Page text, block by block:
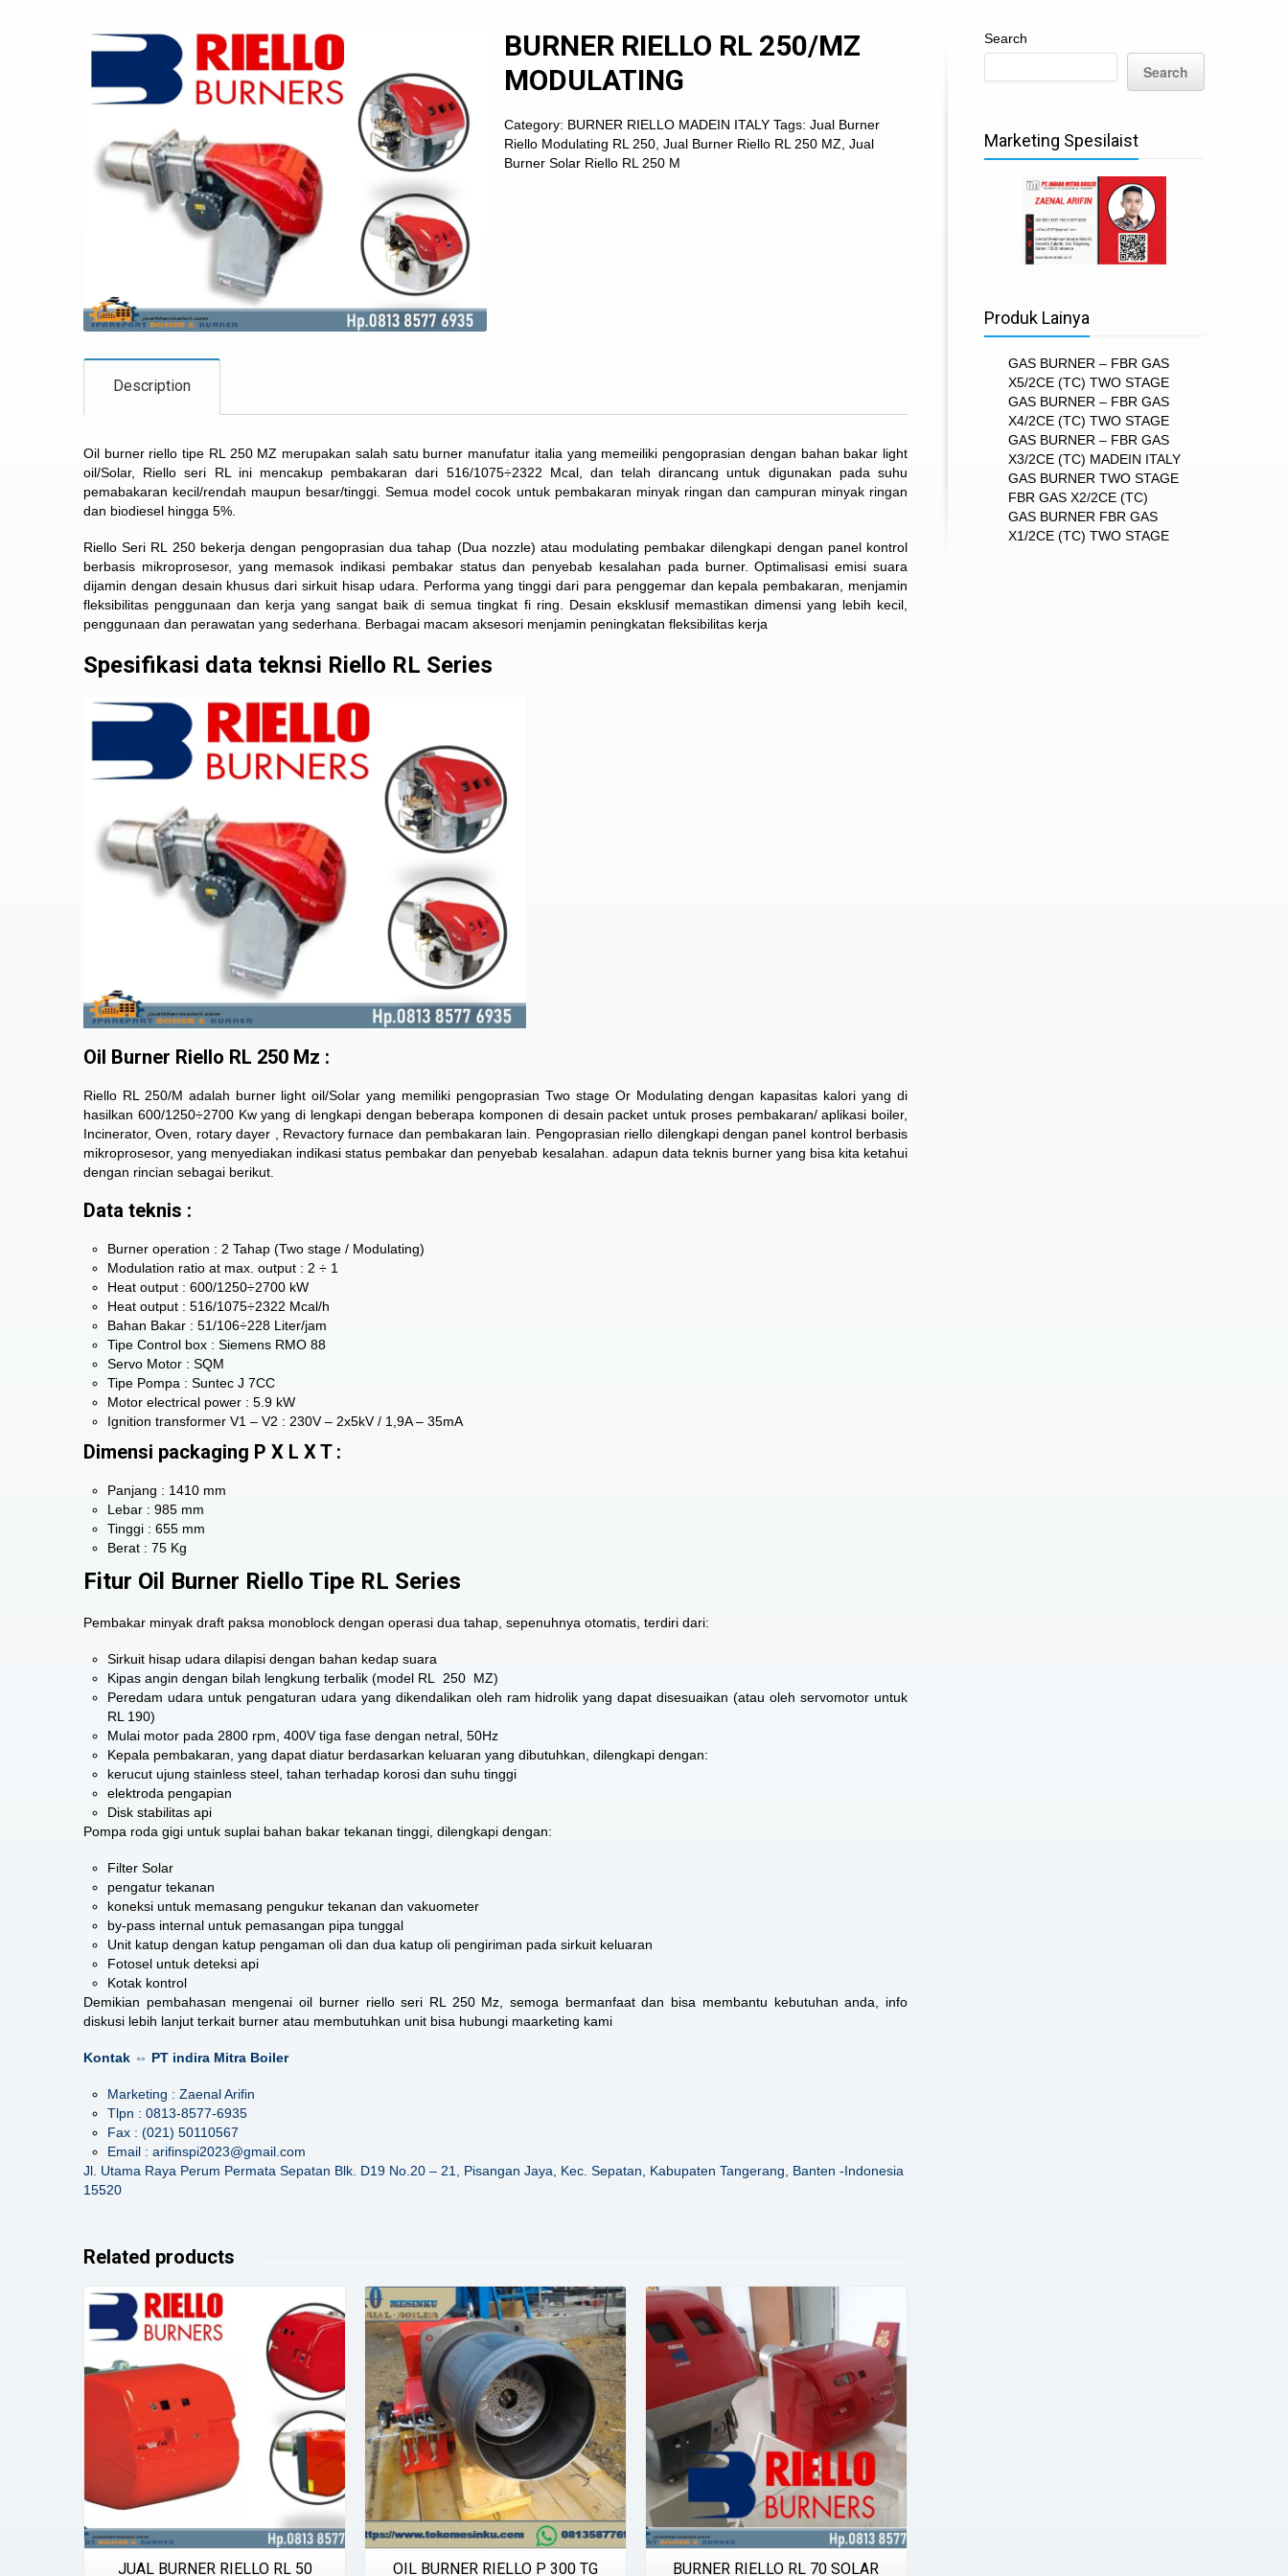
BURNER RIELLO RL 250/MZ
MODULATING
Category: BURNER RIELLO MADEIN ITALY Tags:Jual Burner
Riello Modulating RL 250 ,Jual Burner Riello RL 250 MZ ,Jual
Burner Solar Riello RL 250 M
Description
Oil burner riello tipe RL 250 MZ merupakan salah satu burner manufatur italia yang memeiliki pengoprasian dengan bahan bakar light
oil/Solar, Riello seri RL ini mencakup pembakaran dari 516/1075÷2322 Mcal, dan telah dirancang untuk digunakan pada suhu
pemabakaran kecil/rendah maupun besar/tinggi. Semua model cocok untuk pembakaran minyak ringan dan campuran minyak ringan
dan biodiesel hingga 5%.
Riello Seri RL
250 bekerja dengan pengoprasian dua tahap (Dua nozzle) atau modulating pembakar dilengkapi dengan panel kontrol
berbasis mikroprosesor, yang memasok indikasi pembakar status dan penyebab kesalahan pada burner. Optimalisasi emisi suara
dijamin dengan desain khusus dari sirkuit hisap udara. Performa yang tinggi dari para penggemar dan kepala pembakaran, menjamin
fleksibilitas penggunaan dan kerja yang sangat baik di semua tingkat fi ring. Desain eksklusif memastikan dimensi yang lebih kecil,
penggunaan dan perawatan yang sederhana. Berbagai macam aksesori menjamin peningkatan fleksibilitas kerja
Spesifikasi data teknsi Riello RL Series
Oil Burner Riello RL 250 Mz :
Riello RL 250/M adalah burner light oil/Solar yang memiliki pengoprasian Two stage Or Modulating dengan kapasitas kalori yang di
hasilkan 600/1250÷2700 Kw yang di lengkapi dengan beberapa komponen di desain packet untuk proses pembakaran/ aplikasi boiler,
Incinerator, Oven, rotary dayer , Revactory furnace dan pembakaran lain. Pengoprasian riello dilengkapi dengan panel kontrol berbasis
mikroprosesor, yang menyediakan indikasi status pembakar dan penyebab kesalahan. adapun data teknis burner yang bisa kita ketahui
dengan rincian sebagai berikut.
Data teknis :
Burner operation : 2 Tahap (Two stage / Modulating)
Modulation ratio at max. output : 2 ÷ 1
Heat output : 600/1250÷2700 kW
Heat output : 516/1075÷2322 Mcal/h
Bahan Bakar : 51/106÷228 Liter/jam
Tipe Control box : Siemens RMO 88
Servo Motor : SQM
Tipe Pompa : Suntec J 7CC
Motor electrical power : 5.9 kW
Ignition transformer V1 – V2 : 230V – 2x5kV / 1,9A – 35mA
Dimensi packaging P X L X T :
Panjang : 1410 mm
Lebar : 985 mm
Tinggi : 655 mm
Berat : 75 Kg
Fitur Oil Burner Riello Tipe RL Series
Pembakar minyak draft paksa monoblock dengan operasi dua tahap, sepenuhnya otomatis, terdiri dari:
Sirkuit hisap udara dilapisi dengan bahan kedap suara
Kipas angin dengan bilah lengkung terbalik (model RL 250 MZ)
Peredam udara untuk pengaturan udara yang dikendalikan oleh ram hidrolik yang dapat disesuaikan (atau olehservomotor untuk
RL 190)
Mulai motor pada 2800 rpm, 400V tiga fase dengan netral, 50Hz
Kepala pembakaran, yang dapat diatur berdasarkan keluaran yang dibutuhkan, dilengkapi dengan:
kerucut ujung stainless steel, tahan terhadap korosi dan suhu tinggi
elektroda pengapian
Disk stabilitas api
Pompa roda gigi untuk suplai bahan bakar tekanan tinggi, dilengkapi dengan:
Filter Solar
pengatur tekanan
koneksi untuk memasang pengukur tekanan dan vakuometer
by-pass internal untuk pemasangan pipa tunggal
Unit katup dengan katup pengaman oli dan dua katup oli pengiriman pada sirkuit keluaran
Fotosel untuk deteksi api
Kotak kontrol
Demikian pembahasan mengenai oil burner riello seri RL 250 Mz, semoga bermanfaat dan bisa membantu kebutuhan anda, info
diskusi lebih lanjut terkait burner atau membutuhkan unit bisa hubungi maarketing kami
Kontak ⇔ PT indira Mitra Boiler
Marketing : Zaenal Arifin
Tlpn : 0813-8577-6935
Fax : (021) 50110567
Email : arifinspi2023@gmail.com
Jl. Utama Raya Perum Permata Sepatan Blk. D19 No.20 – 21, Pisangan Jaya, Kec. Sepatan, Kabupaten Tangerang, Banten -Indonesia
15520
Related products
Details
JUAL BURNER RIELLO RL 50
Details
OIL BURNER RIELLO P 300 TG
Details
BURNER RIELLO RL 70 SOLAR
Search
Search
Marketing Spesilaist
Produk Lainya
GAS BURNER – FBR GAS
X5/2CE (TC) TWO STAGE
GAS BURNER – FBR GAS
X4/2CE (TC) TWO STAGE
GAS BURNER – FBR GAS
X3/2CE (TC) MADEIN ITALY
GAS BURNER TWO STAGE
FBR GAS X2/2CE (TC)
GAS BURNER FBR GAS
X1/2CE (TC) TWO STAGE